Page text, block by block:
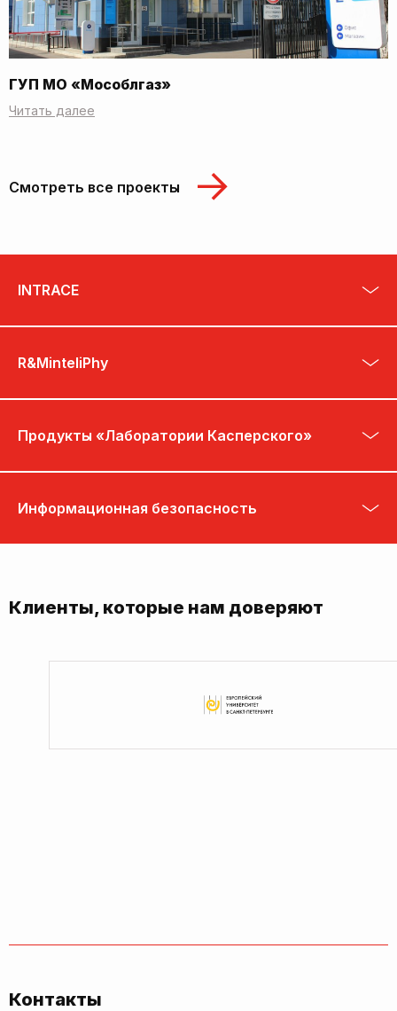
ГУП МО «Мособлгаз»
Читать далее
Смотреть все проекты
INTRACE
R&MinteliPhy
Продукты «Лаборатории Касперского»
Информационная безопасность
Клиенты, которые нам доверяют
Контакты